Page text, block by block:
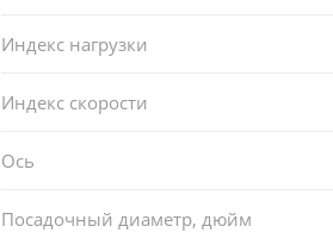
Индекс нагрузки
Индекс скорости
Ось
Посадочный диаметр, дюйм